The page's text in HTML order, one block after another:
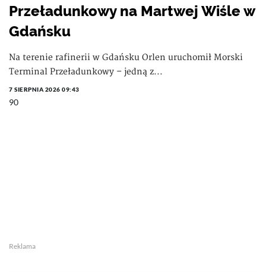
Przeładunkowy na Martwej Wiśle w
Gdańsku
Na terenie rafinerii w Gdańsku Orlen uruchomił Morski
Terminal Przeładunkowy – jedną z...
7 SIERPNIA 2026 09:43
90
Reklama